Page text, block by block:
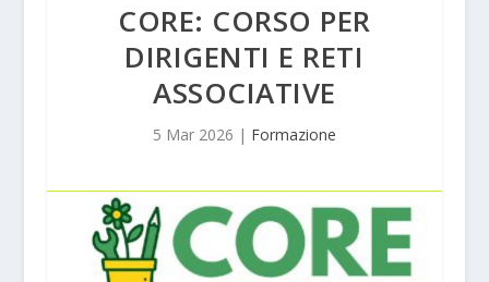
CORE: CORSO PER
DIRIGENTI E RETI
ASSOCIATIVE
5 Mar 2026 | Formazione